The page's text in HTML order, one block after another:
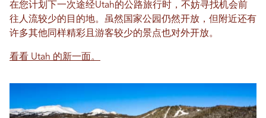
在您计划下一次途经Utah的公路旅行时，不妨寻找机会前
往人流较少的目的地。虽然国家公园仍然开放，但附近还有
许多其他同样精彩且游客较少的景点也对外开放。
看看 Utah 的新一面。